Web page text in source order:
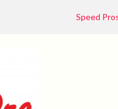
Speed